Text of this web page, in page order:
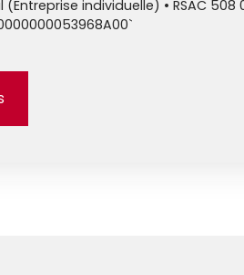
individuelle) • RSAC 508